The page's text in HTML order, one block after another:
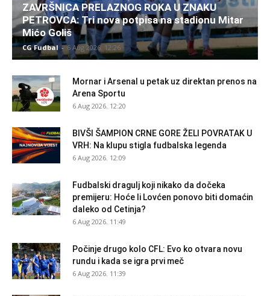
ZAVRŠNICA PRELAZNOG ROKA U ZNAKU
PETROVCA: Tri nova potpisa na stadionu Mitar
Mićo Goliš
CG Fudbal - 6 Aug 2026. 12:26
Mornar i Arsenal u petak uz direktan prenos na
Arena Sportu
6 Aug 2026. 12:20
BIVŠI ŠAMPION CRNE GORE ŽELI POVRATAK U
VRH: Na klupu stigla fudbalska legenda
6 Aug 2026. 12:09
Fudbalski dragulj koji nikako da dočeka
premijeru: Hoće li Lovćen ponovo biti domaćin
daleko od Cetinja?
6 Aug 2026. 11:49
Počinje drugo kolo CFL: Evo ko otvara novu
rundu i kada se igra prvi meč
6 Aug 2026. 11:39